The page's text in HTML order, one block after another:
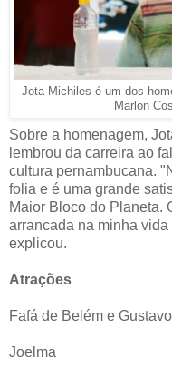
Jota Michiles é um dos
Marlon
Sobre a homenagem,
lembrou da carreira ao
cultura pernambucana.
folia e é uma grande
Maior Bloco do Planeta.
arrancada na minha
explicou.
Atrações
Fafá de Belém e
Joelma